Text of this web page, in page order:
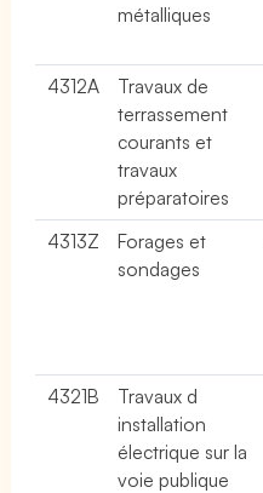
métalliques
4312A
Travaux de
terrassement
courants et
travaux
préparatoires
4313Z
Forages et
sondages
4321B
Travaux d
installation
électrique sur la
voie publique